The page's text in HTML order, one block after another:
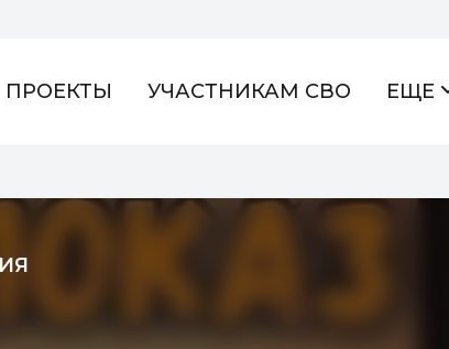
ПРОЕКТЫ УЧАСТНИКАМ СВО ЕЩЕ